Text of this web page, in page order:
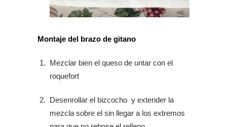
Montaje del brazo de gitano
Mezclar bien el queso de untar con el
roquefort
Desenrollar el bizcocho y extender la
mezcla sobre el sin llegar a los extremos